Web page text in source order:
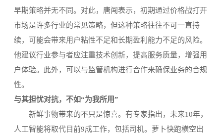
早期策略并无不同。对此，唐闯表示，初期通过价格战打开
市场是许多行业的常见策略，但这种策略往往不可一直持
续，可能会带来用户粘性不足和长期盈利能力不足的风险。
他建议行业参与者应注重技术创新，提高服务质量，增强用
户体验。此外，可以与监管机构进行合作来确保业务的合规
性。
与其担忧对抗，不如“为我所用”
新鲜事物带来的不只是惊喜。有专家指出，未来10年，
人工智能将取代目前9成工作，包括司机。萝卜快跑横空出